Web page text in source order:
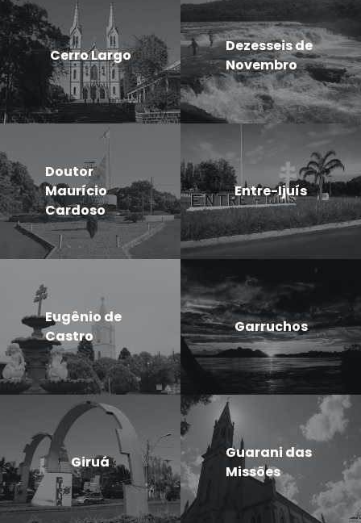
Cerro Largo
Dezesseis de
Novembro
Doutor
Maurício
Cardoso
Entre-Ijuís
Eugênio de
Castro
Garruchos
Giruá
Guarani das
Missões